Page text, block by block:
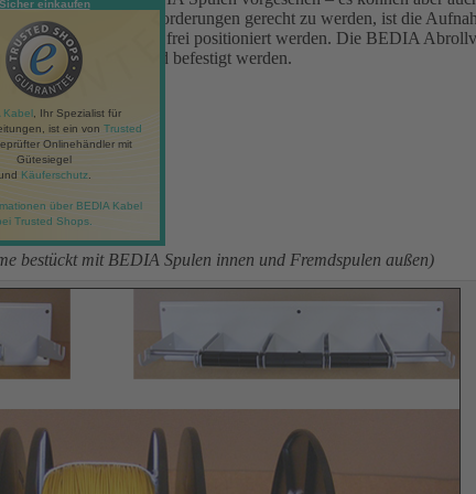
individuellen Anforderungen gerecht zu werden, ist die
kann zudem frei positioniert werden. Die BEDIA
einer beliebigen Wand befestigt werden.
werden
bestückt mit BEDIA Spulen innen und Fremdspulen außen)
Sicher einkaufen
Kabel , Ihr Spezialist für
ist ein von Trusted
Onlinehändler mit
Gütesiegel
Käuferschutz.
über BEDIA Kabel
Trusted Shops.